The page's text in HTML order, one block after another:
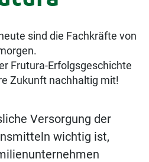
sind die Fachkräfte von
Frutura-Erfolgsgeschichte
Zukunft nachhaltig mit!
Versorgung der
wichtig ist,